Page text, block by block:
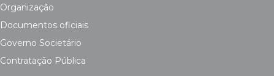
Organização
Documentos oficiais
Governo Societário
Contratação Pública